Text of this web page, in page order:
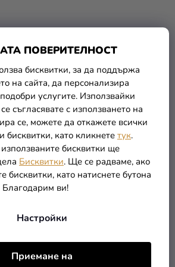
ПОВЕРИТЕЛНОСТ
бисквитки, за да поддържа
на сайта, да персонализира
услугите. Използвайки
съгласявате с използването на
се, можете да откажете всички
бисквитки, като кликнете тук.
бисквитки ще
Бисквитки. Ще се радваме, ако
бисквитки, като натиснете бутона
Благодарим ви!
Настройки
Приемане на
и лапи 30см
0,49 €
В КОЛИЧКАТА